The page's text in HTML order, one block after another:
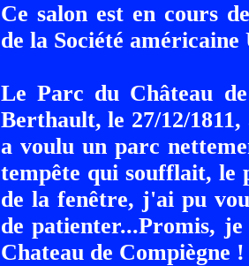
Ce salon est en cours
de la Société
Le Parc du Château
Berthault, le 27/12/
a voulu un parc
tempête qui soufflait, le
de la fenêtre, j'ai pu
de patienter...Promis,
Chateau de Compiègne !